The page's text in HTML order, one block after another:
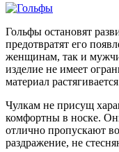
Гольфы остановят
предотвратят его
женщинам, так и
изделие не имеет
материал
Чулкам не присущ
комфортны в носке.
отлично пропускают
раздражение, не